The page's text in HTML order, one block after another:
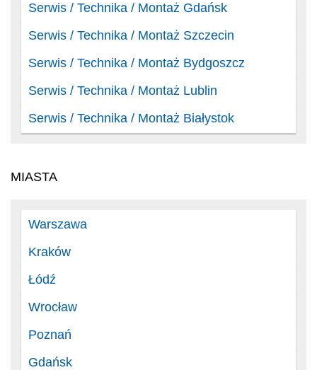
Serwis / Technika / Montaż Gdańsk
Serwis / Technika / Montaż Szczecin
Serwis / Technika / Montaż Bydgoszcz
Serwis / Technika / Montaż Lublin
Serwis / Technika / Montaż Białystok
MIASTA
Warszawa
Kraków
Łódź
Wrocław
Poznań
Gdańsk